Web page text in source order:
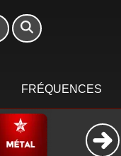
FRÉQUENCES